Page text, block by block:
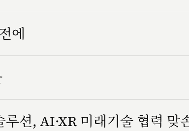
에
션, AI·XR 미래기술 협력 맞